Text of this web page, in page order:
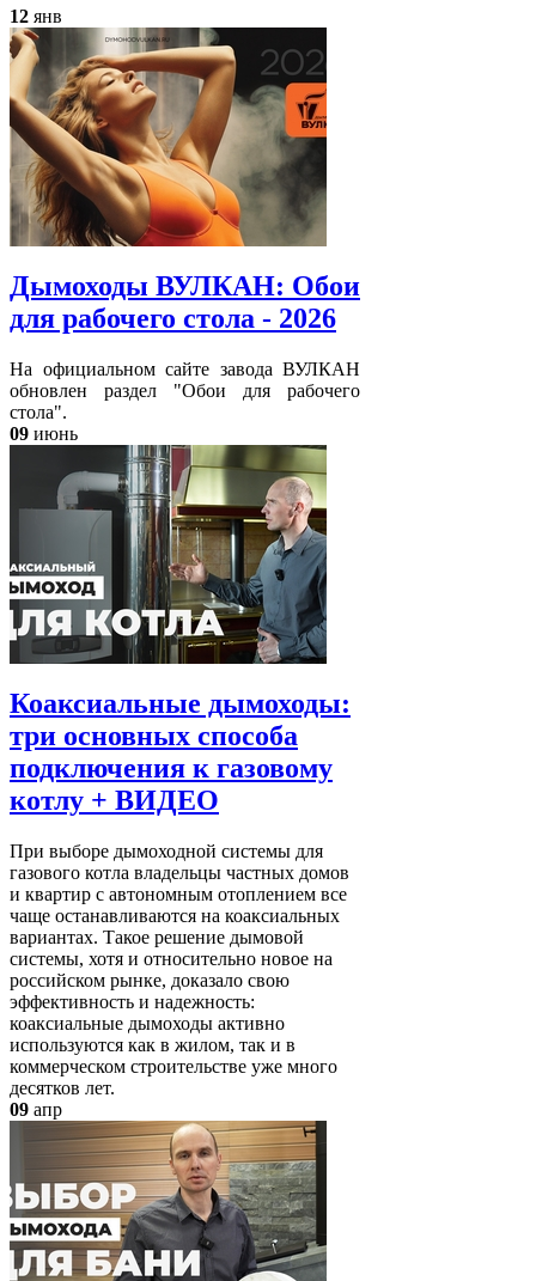
12 янв
Дымоходы ВУЛКАН: Обои
для рабочего стола - 2026
На официальном сайте завода ВУЛКАН
обновлен раздел "Обои для рабочего
стола".
09 июнь
Коаксиальные дымоходы:
три основных способа
подключения к газовому
котлу + ВИДЕО
При выборе дымоходной системы для
газового котла владельцы частных домов
и квартир с автономным отоплением все
чаще останавливаются на коаксиальных
вариантах. Такое решение дымовой
системы, хотя и относительно новое на
российском рынке, доказало свою
эффективность и надежность:
коаксиальные дымоходы активно
используются как в жилом, так и в
коммерческом строительстве уже много
десятков лет.
09 апр